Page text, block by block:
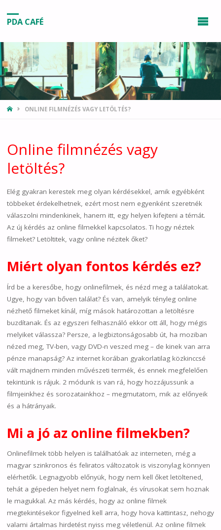
PDA CAFÉ
HOMEONLINE FILMNÉZÉS VAGY LETÖLTÉS?
Online filmnézés vagy
letöltés?
Elég gyakran kerestek meg olyan kérdésekkel, amik egyébként
többeket érdekelhetnek, ezért most nem egyenként szeretnék
válaszolni mindenkinek, hanem itt, egy helyen kifejteni a témát.
Az új kérdés az online filmekkel kapcsolatos. Ti hogy néztek
filmeket? Letöltitek, vagy online nézitek őket?
Miért olyan fontos kérdés ez?
Írd be a keresőbe, hogy onlinefilmek, és nézd meg a találatokat.
Ugye, hogy van bőven találat? És van, amelyik tényleg online
nézhető filmeket kínál, míg mások határozottan a letöltésre
buzdítanak. És az egyszeri felhasználó ekkor ott áll, hogy mégis
melyiket válassza? Persze, a legbiztonságosabb út, ha moziban
nézed meg, TV-ben, vagy DVD-n veszed meg – de kinek van arra
pénze manapság? Az internet korában gyakorlatilag közkinccsé
vált majdnem minden művészeti termék, és ennek megfelelően
tekintünk is rájuk. 2 módunk is van rá, hogy hozzájussunk a
filmjeinkhez és sorozatainkhoz – megmutatom, mik az előnyeik
és a hátrányaik.
Mi a jó az online filmekben?
Onlinefilmek több helyen is találhatóak az interneten, még a
magyar szinkronos és feliratos változatok is viszonylag könnyen
elérhetők. Legnagyobb előnyük, hogy nem kell őket letöltened,
tehát a gépeden helyet nem foglalnak, és vírusokat sem hoznak
le magukkal. Az más kérdés, hogy az online filmek
megtekintésekor figyelned kell arra, hogy hova kattintasz, nehogy
valami ártalmas hirdetést nyiss meg véletlenül. Az online filmek